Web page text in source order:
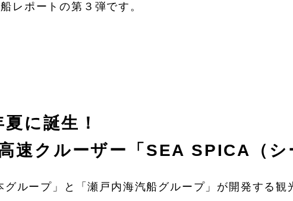
レポートの第３弾です。
に誕生！
速クルーザー「SEA SPICA（シ
グループ」と「瀬戸内海汽船グループ」が開発する観